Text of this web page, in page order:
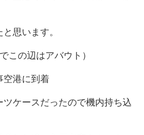
思います。
この辺はアバウト）
空港に到着
ケースだったので機内持ち込